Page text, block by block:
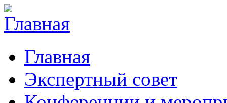
Главная
Экспертный совет